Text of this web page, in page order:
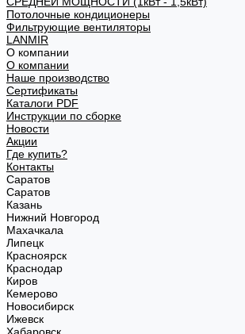
Потолочные кондиционеры
Фильтрующие вентиляторы
LANMIR
О компании
О компании
Наше производство
Сертификаты
Каталоги PDF
Инструкции по сборке
Новости
Акции
Где купить?
Контакты
Саратов
Саратов
Казань
Нижний Новгород
Махачкала
Липецк
Красноярск
Краснодар
Киров
Кемерово
Новосибирск
Ижевск